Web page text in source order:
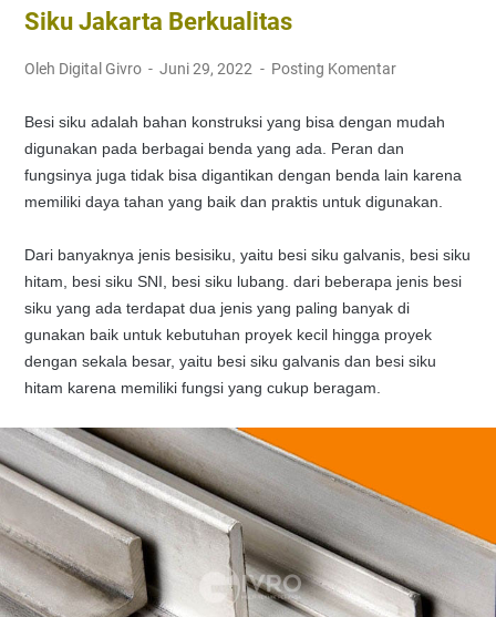
Siku Jakarta Berkualitas
Oleh Digital Givro Juni 29, 2022 Posting Komentar
Besi siku adalah bahan konstruksi yang bisa dengan mudah
digunakan pada berbagai benda yang ada. Peran dan
fungsinya juga tidak bisa digantikan dengan benda lain karena
memiliki daya tahan yang baik dan praktis untuk digunakan.
Dari banyaknya jenis besisiku, yaitu besi siku galvanis, besi siku
hitam, besi siku SNI, besi siku lubang. dari beberapa jenis besi
siku yang ada terdapat dua jenis yang paling banyak di
gunakan baik untuk kebutuhan proyek kecil hingga proyek
dengan sekala besar, yaitu besi siku galvanis dan besi siku
hitam karena memiliki fungsi yang cukup beragam.